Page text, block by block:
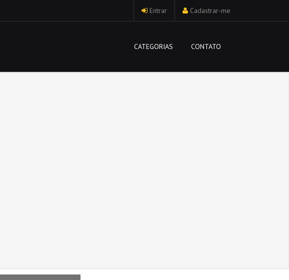
Entrar Cadastrar-me
CATEGORIAS CONTATO